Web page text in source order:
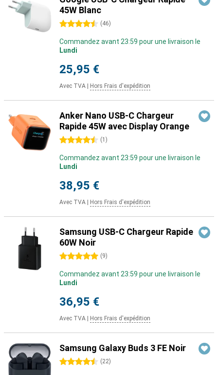
45W Blanc
4.5 étoiles (46)
Commandez avant 23:59 pour une livraison le
Lundi
25,95 €
Avec TVA Hors Frais d'expédition
Anker Nano USB-C Chargeur
Rapide 45W avec Display Orange
4.5 étoiles (1 )
Commandez avant 23:59 pour une livraison le
Lundi
38,95 €
Avec TVA Hors Frais d'expédition
Samsung USB-C Chargeur Rapide
60W Noir
5 étoiles (9)
Commandez avant 23:59 pour une livraison le
Lundi
36,95 €
Avec TVA Hors Frais d'expédition
Samsung Galaxy Buds 3 FE Noir
4.5 étoiles (22)